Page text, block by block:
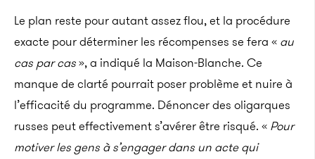
Le plan reste pour autant assez flou, et la procédure
exacte pour déterminer les récompenses se fera « au
cas par cas», a indiqué la Maison-Blanche. Ce
manque de clarté pourrait poser problème et nuire à
l’efficacité du programme. Dénoncer des oligarques
russes peut effectivement s’avérer être risqué. « Pour
motiver les gens à s’engager dans un acte qui